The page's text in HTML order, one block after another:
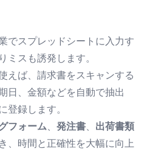
でスプレッドシートに入力す
ミスも誘発します。
えば、請求書をスキャンする
日、金額などを自動で抽出
登録します。
フォーム、 発注書、 出荷書類
、時間と正確性を大幅に向上